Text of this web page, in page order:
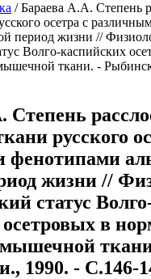
/Бараева А.А. Степень
осетра с
период жизни //
Волго-каспийских
ткани. -
Степень
русского
фенотипами
жизни //
статус
в
мышечной
1990. - С.146-